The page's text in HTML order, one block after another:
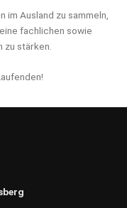
Ausland zu sammeln,
fachlichen sowie
stärken.